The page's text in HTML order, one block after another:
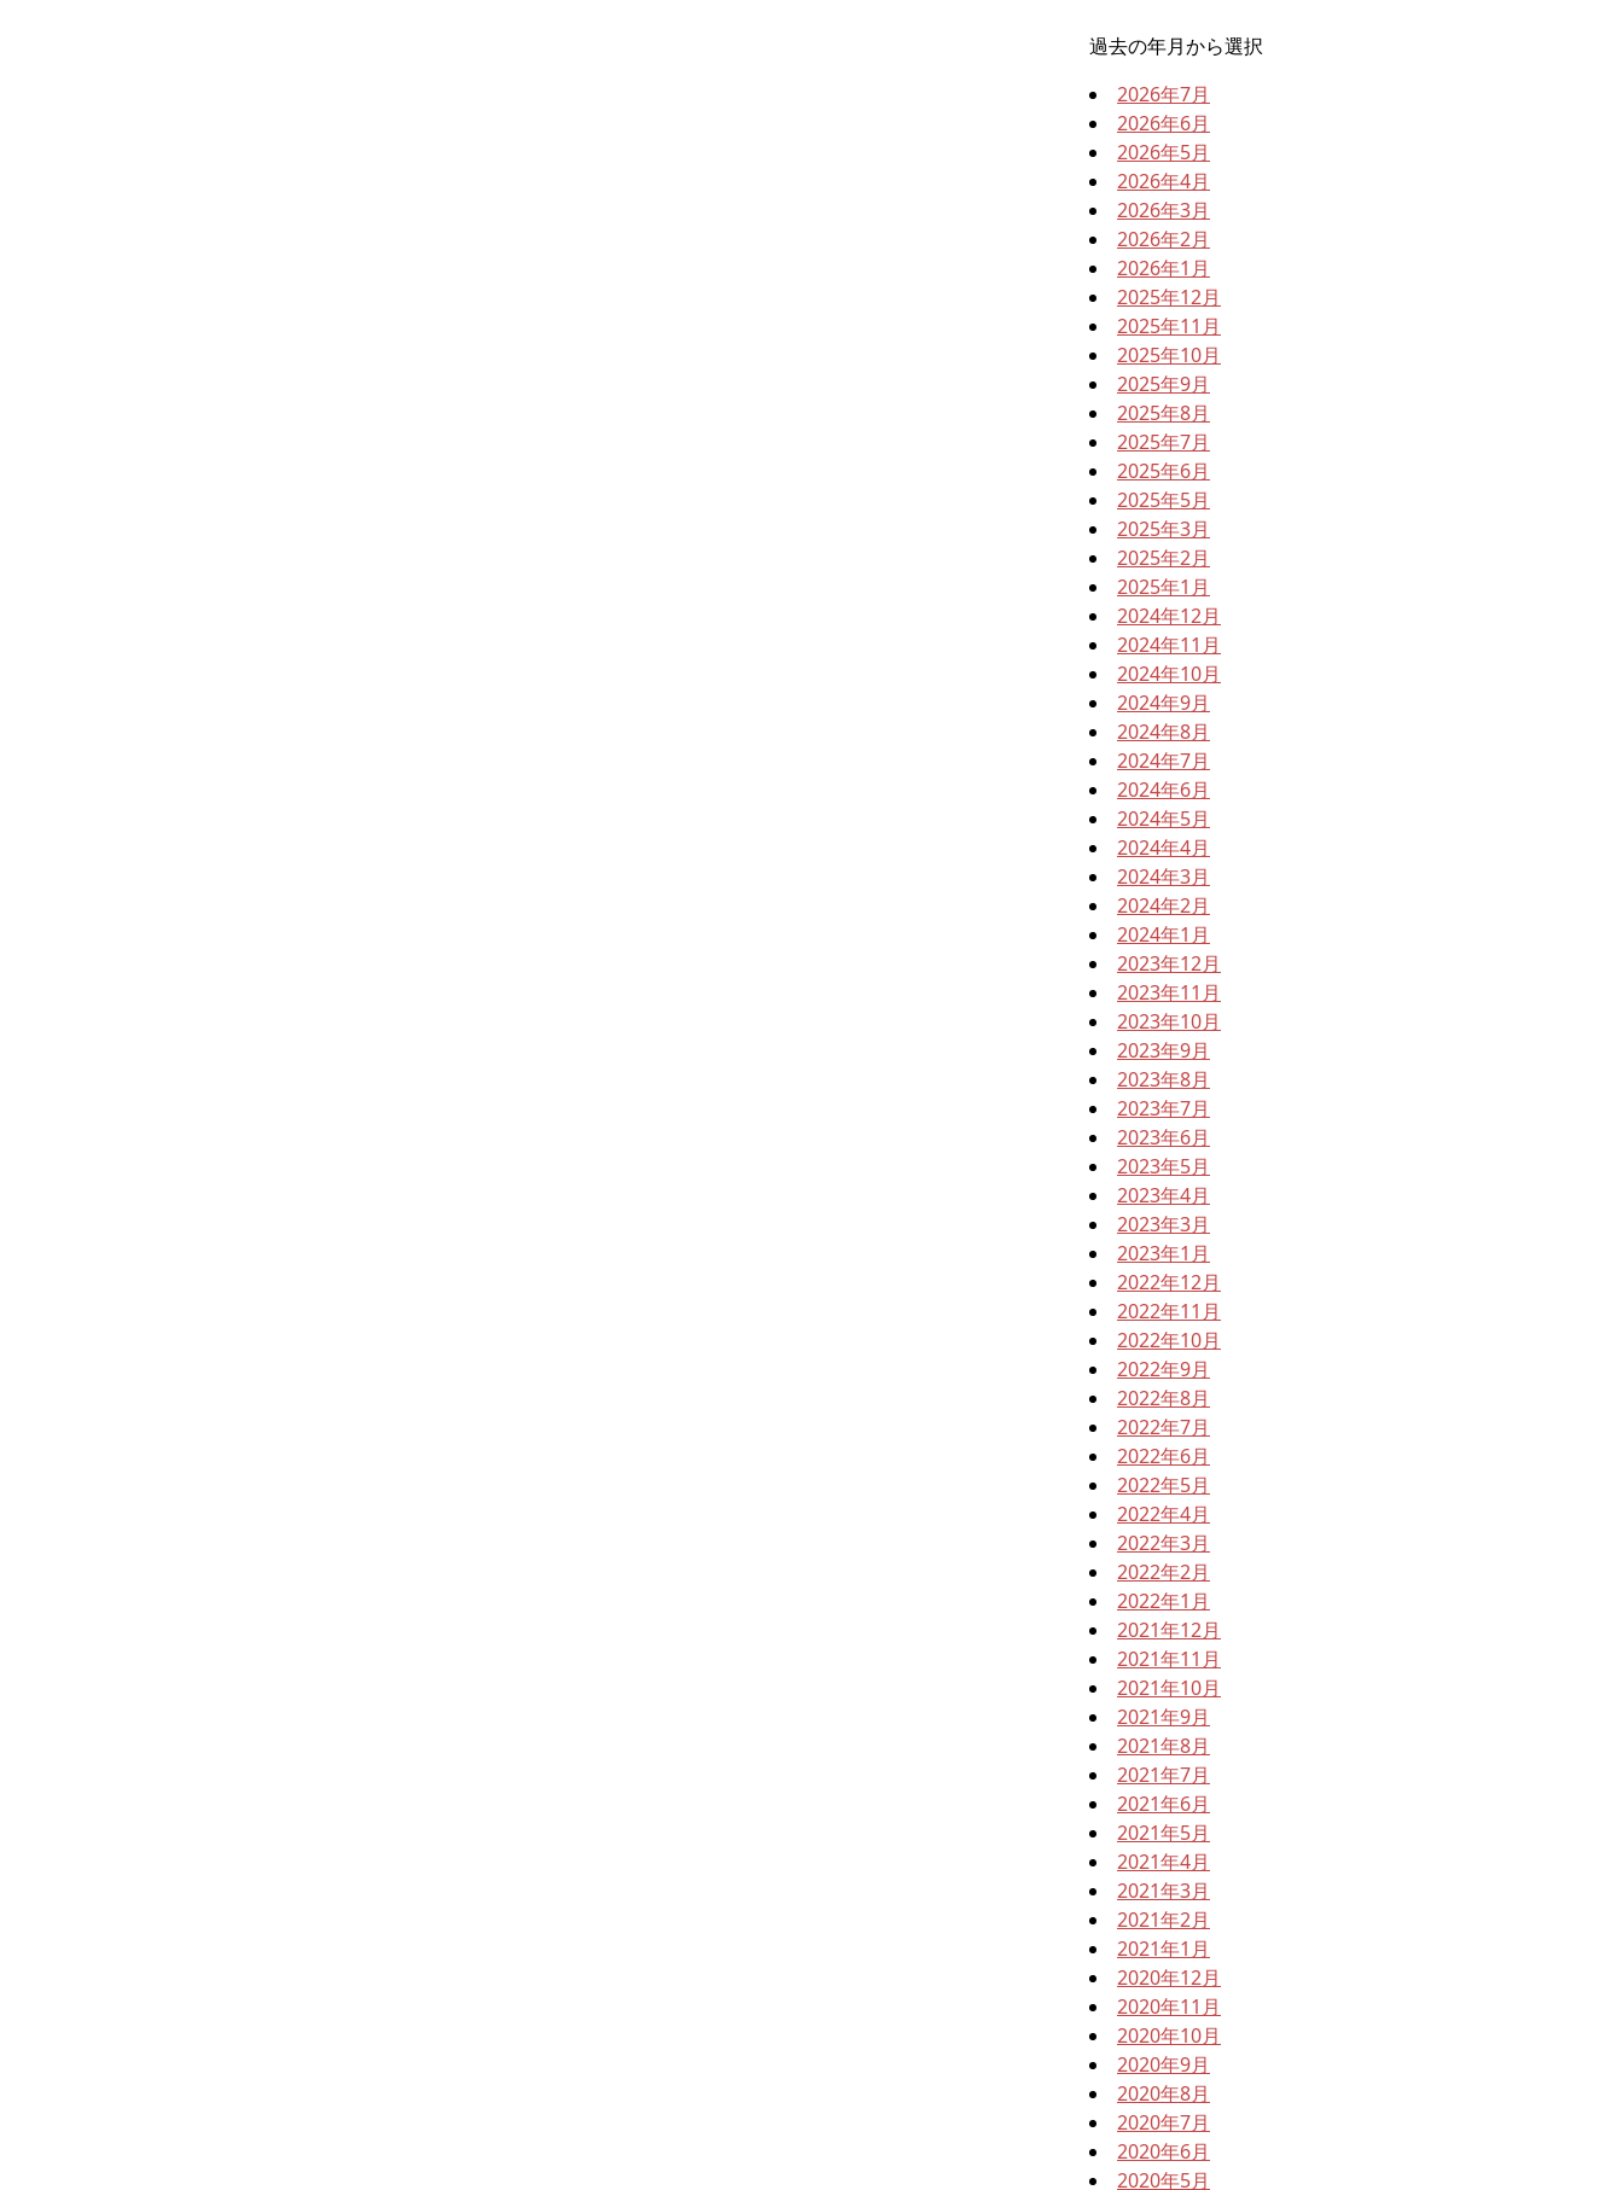
過去の年月から選択
2026年7月
2026年6月
2026年5月
2026年4月
2026年3月
2026年2月
2026年1月
2025年12月
2025年11月
2025年10月
2025年9月
2025年8月
2025年7月
2025年6月
2025年5月
2025年3月
2025年2月
2025年1月
2024年12月
2024年11月
2024年10月
2024年9月
2024年8月
2024年7月
2024年6月
2024年5月
2024年4月
2024年3月
2024年2月
2024年1月
2023年12月
2023年11月
2023年10月
2023年9月
2023年8月
2023年7月
2023年6月
2023年5月
2023年4月
2023年3月
2023年1月
2022年12月
2022年11月
2022年10月
2022年9月
2022年8月
2022年7月
2022年6月
2022年5月
2022年4月
2022年3月
2022年2月
2022年1月
2021年12月
2021年11月
2021年10月
2021年9月
2021年8月
2021年7月
2021年6月
2021年5月
2021年4月
2021年3月
2021年2月
2021年1月
2020年12月
2020年11月
2020年10月
2020年9月
2020年8月
2020年7月
2020年6月
2020年5月